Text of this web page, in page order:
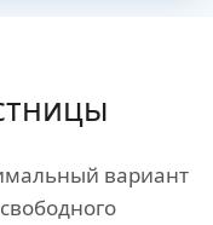
вариант